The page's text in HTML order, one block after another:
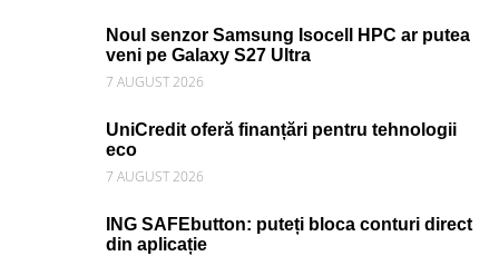
Noul senzor Samsung Isocell HPC ar putea
veni pe Galaxy S27 Ultra
7 AUGUST 2026
UniCredit oferă finanțări pentru tehnologii
eco
7 AUGUST 2026
ING SAFEbutton: puteți bloca conturi direct
din aplicație